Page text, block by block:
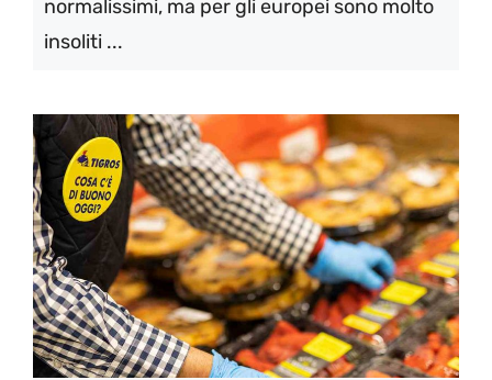
normalissimi, ma per gli europei sono molto
insoliti ...